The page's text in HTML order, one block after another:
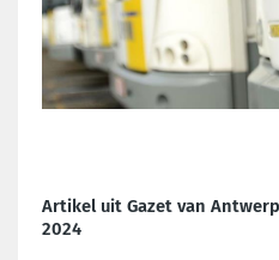
Artikel uit Gazet van
2024